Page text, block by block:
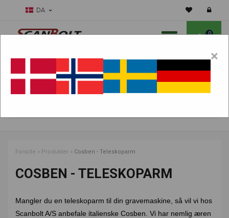
DA
0
Forside » Produkter » Cosben - Teleskoparm
COSBEN - TELESKOPARM
Mangler du en teleskoparm til din gravemaskine, så vil vi hos
Scanbolt A/S anbefale italienske Cosben. Vi har nemlig æren
×